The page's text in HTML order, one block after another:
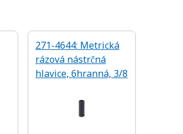
271-4644: Metrická
rázová nástrčná
hlavice, 6hranná, 3/8